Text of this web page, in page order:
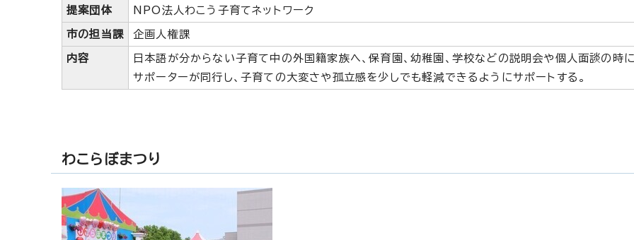
提案団体 NPO法人わこう子育てネットワーク
市の担当課 企画人権課
内容
日本語が分からない子育て中の外国籍家族へ、保育園、幼稚園、学校などの説明会や個人面談の時
サポーターが同行し、子育ての大変さや孤立感を少しでも軽減できるようにサポートする。
わこらぼまつり